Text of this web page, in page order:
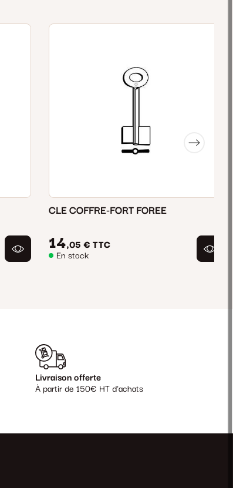
CLE COFFRE-FORT FOREE
14,05 € TTC
En stock
Livraison offerte
À partir de 150€ HT d'achats